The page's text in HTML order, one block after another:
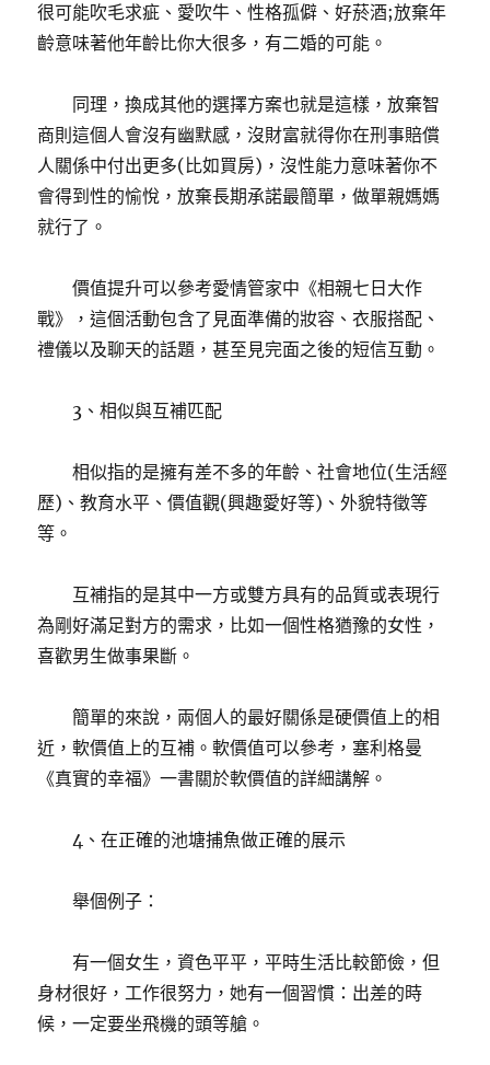
很可能吹毛求疵、愛吹牛、性格孤僻、好菸酒;放棄年
齡意味著他年齡比你大很多，有二婚的可能。
同理，換成其他的選擇方案也就是這樣，放棄智
商則這個人會沒有幽默感，沒財富就得你在刑事賠償
人關係中付出更多(比如買房)，沒性能力意味著你不
會得到性的愉悅，放棄長期承諾最簡單，做單親媽媽
就行了。
價值提升可以參考愛情管家中《相親七日大作
戰》，這個活動包含了見面準備的妝容、衣服搭配、
禮儀以及聊天的話題，甚至見完面之後的短信互動。
3、相似與互補匹配
相似指的是擁有差不多的年齡、社會地位(生活經
歷)、教育水平、價值觀(興趣愛好等)、外貌特徵等
等。
互補指的是其中一方或雙方具有的品質或表現行
為剛好滿足對方的需求，比如一個性格猶豫的女性，
喜歡男生做事果斷。
簡單的來說，兩個人的最好關係是硬價值上的相
近，軟價值上的互補。軟價值可以參考，塞利格曼
《真實的幸福》一書關於軟價值的詳細講解。
4、在正確的池塘捕魚做正確的展示
舉個例子：
有一個女生，資色平平，平時生活比較節儉，但
身材很好，工作很努力，她有一個習慣：出差的時
候，一定要坐飛機的頭等艙。